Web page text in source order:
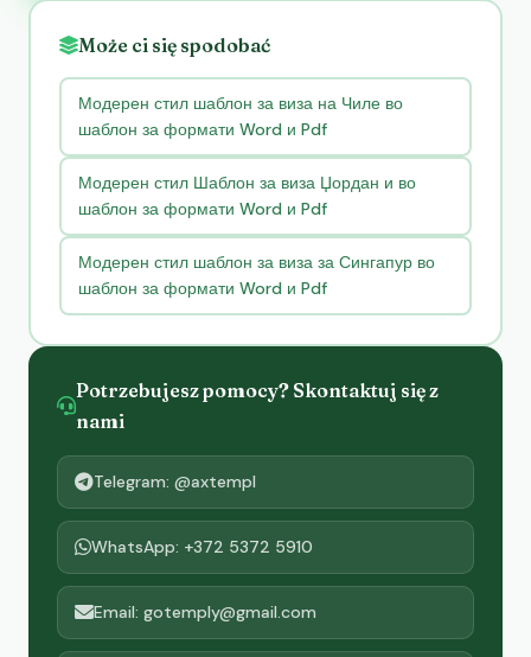
Może ci się spodobać
Модерен стил шаблон за виза на Чиле во
шаблон за формати Word и Pdf
Модерен стил Шаблон за виза Џордан и во
шаблон за формати Word и Pdf
Модерен стил шаблон за виза за Сингапур во
шаблон за формати Word и Pdf
Potrzebujesz pomocy? Skontaktuj się z
nami
Telegram: @axtempl
WhatsApp: +372 5372 5910
Email: gotemply@gmail.com